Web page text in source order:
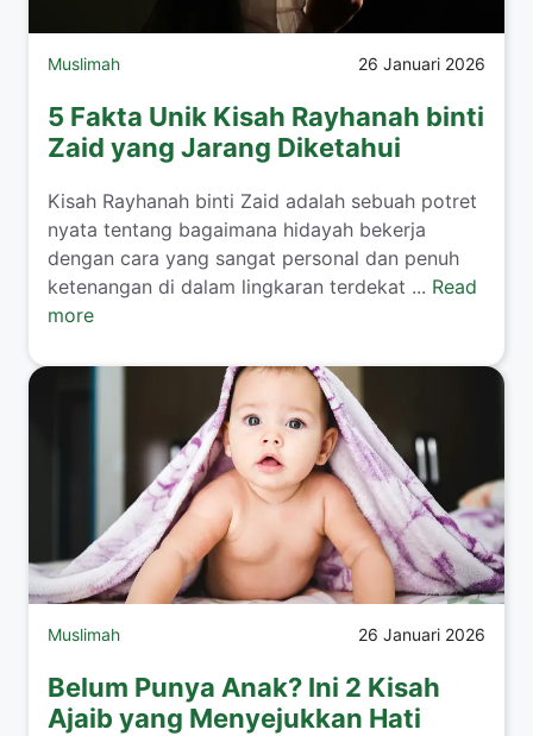
Muslimah 26 Januari 2026
5 Fakta Unik Kisah Rayhanah binti
Zaid yang Jarang Diketahui
​Kisah Rayhanah binti Zaid adalah sebuah potret
nyata tentang bagaimana hidayah bekerja
dengan cara yang sangat personal dan penuh
ketenangan di dalam lingkaran terdekat ... Read
more
Muslimah 26 Januari 2026
Belum Punya Anak? Ini 2 Kisah
Ajaib yang Menyejukkan Hati